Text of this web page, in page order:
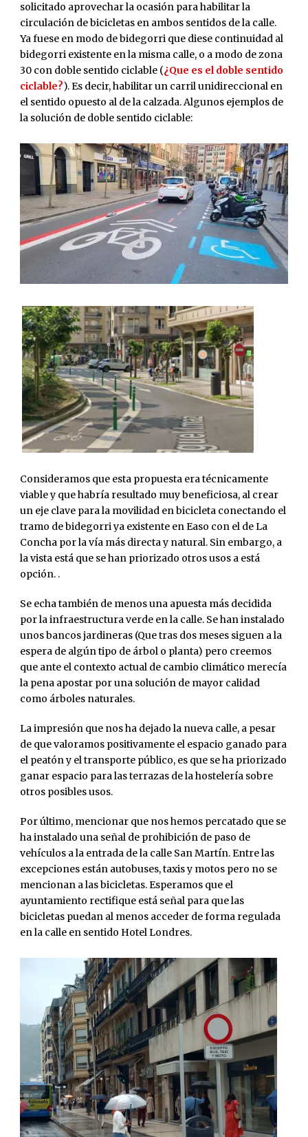
solicitado aprovechar la ocasión para habilitar la
circulación de bicicletas en ambos sentidos de la calle.
Ya fuese en modo de bidegorri que diese continuidad al
bidegorri existente en la misma calle, o a modo de zona
30 con doble sentido ciclable (¿Que es el doble sentido
ciclable?). Es decir, habilitar un carril unidireccional en
el sentido opuesto al de la calzada. Algunos ejemplos de
la solución de doble sentido ciclable:
Consideramos que esta propuesta era técnicamente
viable y que habría resultado muy beneficiosa, al crear
un eje clave para la movilidad en bicicleta conectando el
tramo de bidegorri ya existente en Easo con el de La
Concha por la vía más directa y natural. Sin embargo, a
la vista está que se han priorizado otros usos a está
opción. .
Se echa también de menos una apuesta más decidida
por la infraestructura verde en la calle. Se han instalado
unos bancos jardineras (Que tras dos meses siguen a la
espera de algún tipo de árbol o planta) pero creemos
que ante el contexto actual de cambio climático merecía
la pena apostar por una solución de mayor calidad
como árboles naturales.
La impresión que nos ha dejado la nueva calle, a pesar
de que valoramos positivamente el espacio ganado para
el peatón y el transporte público, es que se ha priorizado
ganar espacio para las terrazas de la hostelería sobre
otros posibles usos.
Por último, mencionar que nos hemos percatado que se
ha instalado una señal de prohibición de paso de
vehículos a la entrada de la calle San Martín. Entre las
excepciones están autobuses, taxis y motos pero no se
mencionan a las bicicletas. Esperamos que el
ayuntamiento rectifique está señal para que las
bicicletas puedan al menos acceder de forma regulada
en la calle en sentido Hotel Londres.